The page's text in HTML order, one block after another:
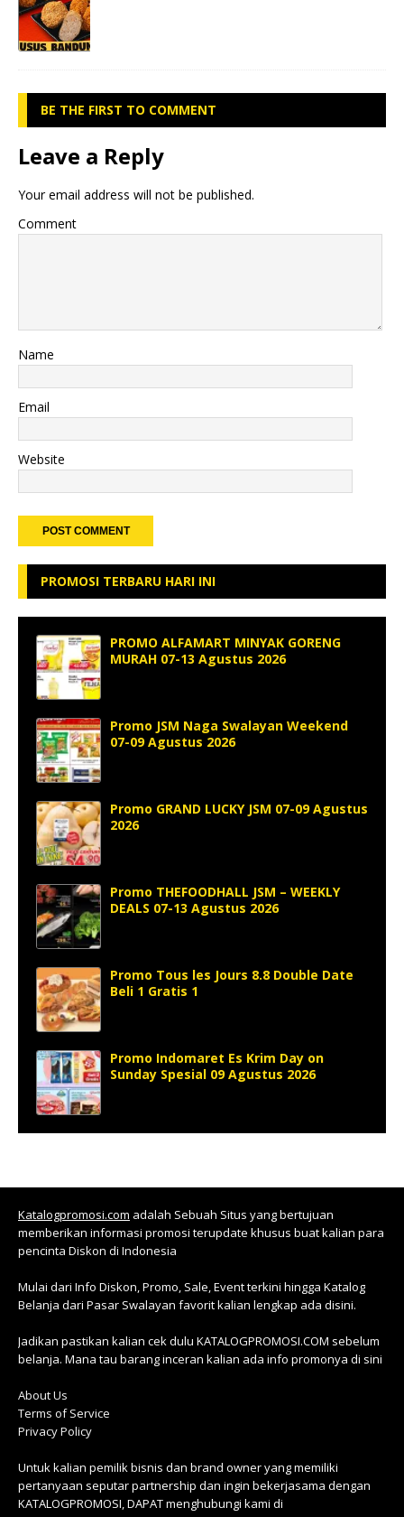
BE THE FIRST TO COMMENT
Leave a Reply
Your email address will not be published.
Comment
Name
Email
Website
PROMOSI TERBARU HARI INI
PROMO ALFAMART MINYAK GORENG
MURAH 07-13 Agustus 2026
Promo JSM Naga Swalayan Weekend
07-09 Agustus 2026
Promo GRAND LUCKY JSM 07-09 Agustus
2026
Promo THEFOODHALL JSM – WEEKLY
DEALS 07-13 Agustus 2026
Promo Tous les Jours 8.8 Double Date
Beli 1 Gratis 1
Promo Indomaret Es Krim Day on
Sunday Spesial 09 Agustus 2026
Katalogpromosi.com adalah Sebuah Situs yang bertujuan
memberikan informasi promosi terupdate khusus buat kalian para
pencinta Diskon di Indonesia
Mulai dari Info Diskon, Promo, Sale, Event terkini hingga Katalog
Belanja dari Pasar Swalayan favorit kalian lengkap ada disini.
Jadikan pastikan kalian cek dulu KATALOGPROMOSI.COM sebelum
belanja. Mana tau barang inceran kalian ada info promonya di sini
About Us
Terms of Service
Privacy Policy
Untuk kalian pemilik bisnis dan brand owner yang memiliki
pertanyaan seputar partnership dan ingin bekerjasama dengan
KATALOGPROMOSI, DAPAT menghubungi kami di